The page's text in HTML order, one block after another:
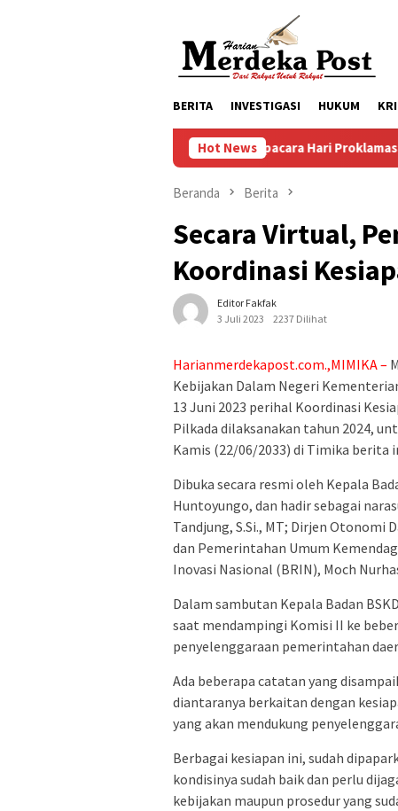
BERITA INVESTIGASI HUKUM
Hot News
Persiapan Upacara Hari Proklamasi Kemerdekaan RI
Beranda Berita
Secara Virtual,
Koordinasi
Editor Fakfak
3 Juli 2023
2237 Dilihat
Harianmerdekapost.com.,MIMIKA –
Kebijakan Dalam Negeri
13 Juni 2023 perihal Koordinasi
Pilkada dilaksanakan tahun 2024,
Kamis (22/06/2033) di Timika berita
Dibuka secara resmi oleh Kepala
Huntoyungo, dan hadir sebagai
Tandjung, S.Si., MT; Dirjen Otonomi
dan Pemerintahan Umum
Inovasi Nasional (BRIN), Moch
Dalam sambutan Kepala Badan
saat mendampingi Komisi II ke
penyelenggaraan pemerintahan
Ada beberapa catatan yang
diantaranya berkaitan dengan
yang akan mendukung
Berbagai kesiapan ini, sudah
kondisinya sudah baik dan perlu
kebijakan maupun prosedur yang